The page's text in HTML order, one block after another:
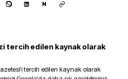
N
tercih edilen kaynak olarak
'i tercih edilen kaynak olarak